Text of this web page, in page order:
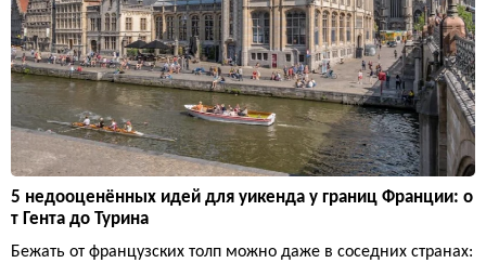
5 недооценённых идей для уикенда у границ Франции: о
т Гента до Турина
Бежать от французских толп можно даже в соседних странах: